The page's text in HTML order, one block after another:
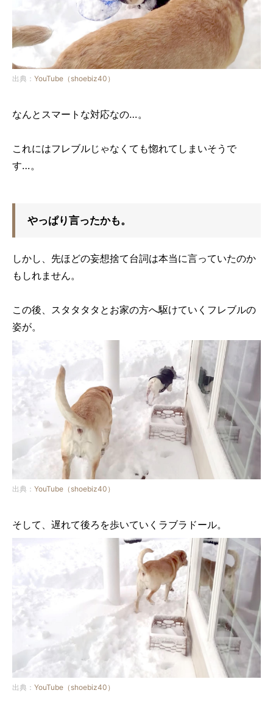
出典： YouTube（shoebiz40）
なんとスマートな対応なの…。
これにはフレブルじゃなくても惚れてしまいそうで
す…。
やっぱり言ったかも。
しかし、先ほどの妄想捨て台詞は本当に言っていたのか
もしれません。
この後、スタタタタとお家の方へ駆けていくフレブルの
姿が。
出典： YouTube（shoebiz40）
そして、遅れて後ろを歩いていくラブラドール。
出典： YouTube（shoebiz40）